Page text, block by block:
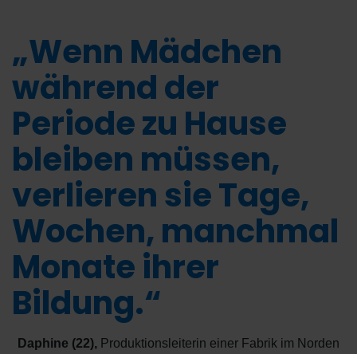
„Wenn Mädchen
während der
Periode zu Hause
bleiben müssen,
verlieren sie Tage,
Wochen, manchmal
Monate ihrer
Bildung.“
Daphine (22), Produktionsleiterin einer Fabrik im Norden